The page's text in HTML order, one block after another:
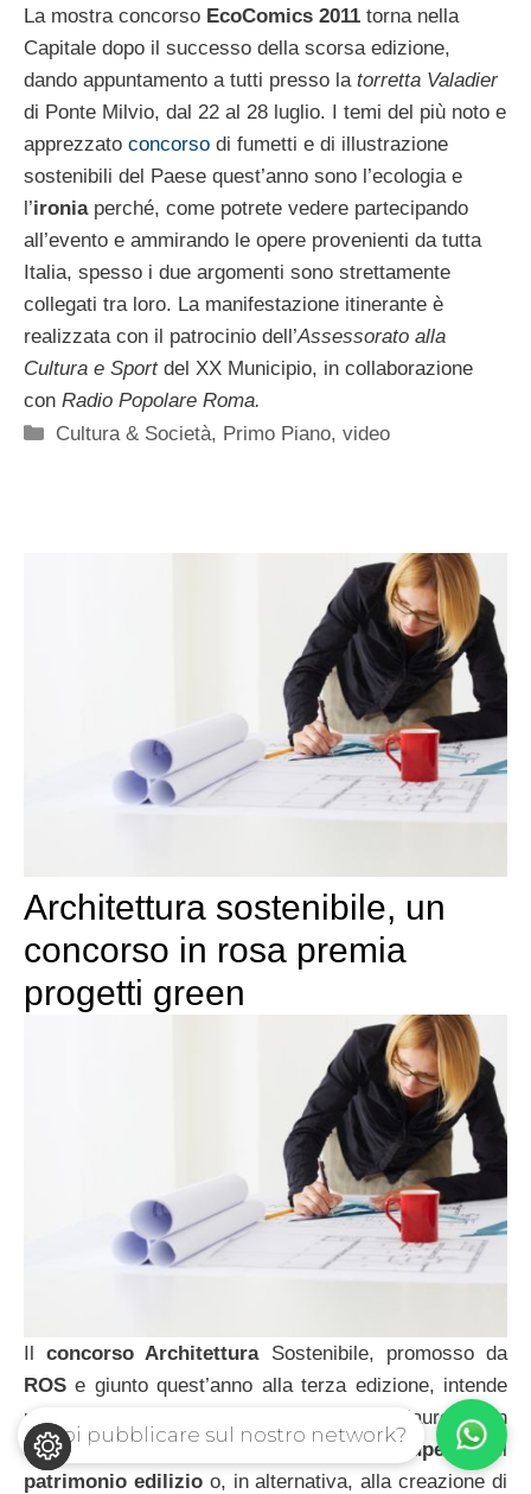
La mostra concorso EcoComics 2011 torna nella
Capitale dopo il successo della scorsa edizione,
dando appuntamento a tutti presso la torretta Valadier
di Ponte Milvio, dal 22 al 28 luglio. I temi del più noto e
apprezzato concorso di fumetti e di illustrazione
sostenibili del Paese quest’anno sono l’ecologia e
l’ironiaperché, come potrete vedere partecipando
all’evento e ammirando le opere provenienti da tutta
Italia, spesso i due argomenti sono strettamente
collegati tra loro. La manifestazione itinerante è
realizzata con il patrocinio dell’Assessorato alla
Cultura e Sportdel XX Municipio, in collaborazione
con Radio Popolare Roma.
Categorie
Cultura & Società, Primo Piano,video
Architettura sostenibile, un
concorso in rosa premia
progetti green
Ilconcorso ArchitetturaSostenibile, promosso da
ROS e giunto quest’anno alla terza edizione, intende
premiare i
laureate in
architetturao ingegneria, volti al recuperodel
patrimonio edilizioo, in alternativa, alla creazione di
Vuoi pubblicare sul nostro network?